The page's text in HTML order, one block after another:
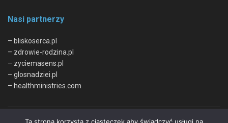
Nasi partnerzy
– bliskoserca.pl
– zdrowie-rodzina.pl
– zyciemasens.pl
– glosnadziei.pl
– healthministries.com